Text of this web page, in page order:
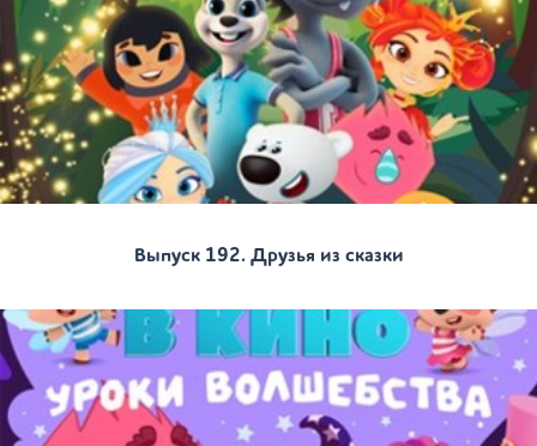
Выпуск 192. Друзья из сказки